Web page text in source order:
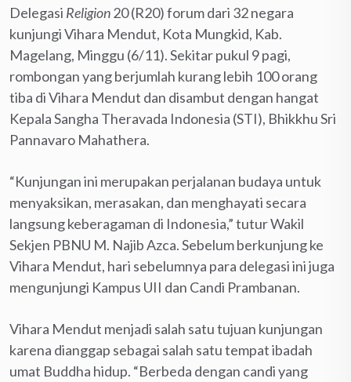
Delegasi Religion20 (R20) forum dari 32 negara
kunjungi Vihara Mendut, Kota Mungkid, Kab.
Magelang, Minggu (6/11). Sekitar pukul 9 pagi,
rombongan yang berjumlah kurang lebih 100 orang
tiba di Vihara Mendut dan disambut dengan hangat
Kepala Sangha Theravada Indonesia (STI), Bhikkhu Sri
Pannavaro Mahathera.
“Kunjungan ini merupakan perjalanan budaya untuk
menyaksikan, merasakan, dan menghayati secara
langsung keberagaman di Indonesia,” tutur Wakil
Sekjen PBNU M. Najib Azca. Sebelum berkunjung ke
Vihara Mendut, hari sebelumnya para delegasi ini juga
mengunjungi Kampus UII dan Candi Prambanan.
Vihara Mendut menjadi salah satu tujuan kunjungan
karena dianggap sebagai salah satu tempat ibadah
umat Buddha hidup. “Berbeda dengan candi yang